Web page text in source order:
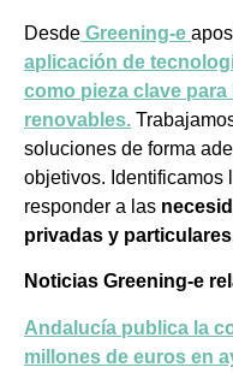
Desde Greening-e
aplicación de
como pieza clave
renovables.
soluciones de forma
objetivos. Identificamos
responder a las
privadas y
Noticias Greening-e
Andalucía publica la
millones de euros en